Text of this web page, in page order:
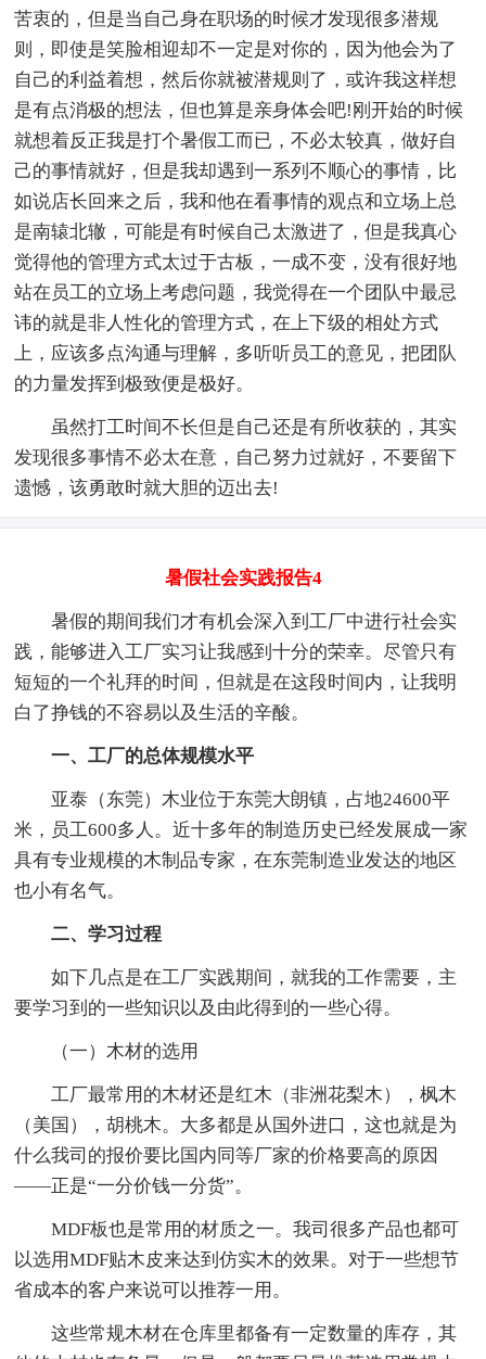
苦衷的，但是当自己身在职场的时候才发现很多潜规
则，即使是笑脸相迎却不一定是对你的，因为他会为了
自己的利益着想，然后你就被潜规则了，或许我这样想
是有点消极的想法，但也算是亲身体会吧!刚开始的时候
就想着反正我是打个暑假工而已，不必太较真，做好自
己的事情就好，但是我却遇到一系列不顺心的事情，比
如说店长回来之后，我和他在看事情的观点和立场上总
是南辕北辙，可能是有时候自己太激进了，但是我真心
觉得他的管理方式太过于古板，一成不变，没有很好地
站在员工的立场上考虑问题，我觉得在一个团队中最忌
讳的就是非人性化的管理方式，在上下级的相处方式
上，应该多点沟通与理解，多听听员工的意见，把团队
的力量发挥到极致便是极好。
虽然打工时间不长但是自己还是有所收获的，其实
发现很多事情不必太在意，自己努力过就好，不要留下
遗憾，该勇敢时就大胆的迈出去!
暑假社会实践报告4
暑假的期间我们才有机会深入到工厂中进行社会实
践，能够进入工厂实习让我感到十分的荣幸。尽管只有
短短的一个礼拜的时间，但就是在这段时间内，让我明
白了挣钱的不容易以及生活的辛酸。
一、工厂的总体规模水平
亚泰（东莞）木业位于东莞大朗镇，占地24600平
米，员工600多人。近十多年的制造历史已经发展成一家
具有专业规模的木制品专家，在东莞制造业发达的地区
也小有名气。
二、学习过程
如下几点是在工厂实践期间，就我的工作需要，主
要学习到的一些知识以及由此得到的一些心得。
（一）木材的选用
工厂最常用的木材还是红木（非洲花梨木），枫木
（美国），胡桃木。大多都是从国外进口，这也就是为
什么我司的报价要比国内同等厂家的价格要高的原因
——正是“一分价钱一分货”。
MDF板也是常用的材质之一。我司很多产品也都可
以选用MDF贴木皮来达到仿实木的效果。对于一些想节
省成本的客户来说可以推荐一用。
这些常规木材在仓库里都备有一定数量的库存，其